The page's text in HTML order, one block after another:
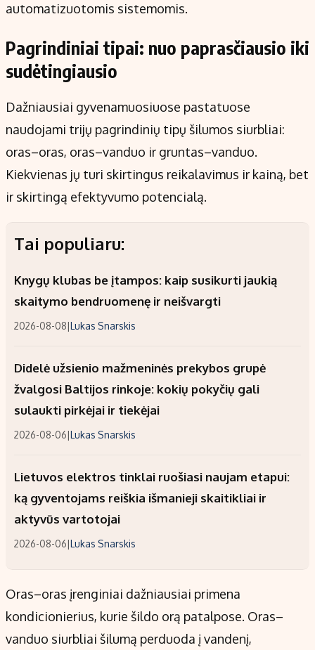
automatizuotomis sistemomis.
Pagrindiniai tipai: nuo paprasčiausio iki
sudėtingiausio
Dažniausiai gyvenamuosiuose pastatuose
naudojami trijų pagrindinių tipų šilumos siurbliai:
oras–oras, oras–vanduo ir gruntas–vanduo.
Kiekvienas jų turi skirtingus reikalavimus ir kainą, bet
ir skirtingą efektyvumo potencialą.
Tai populiaru:
Knygų klubas be įtampos: kaip susikurti jaukią
skaitymo bendruomenę ir neišvargti
2026-08-08|Lukas Snarskis
Didelė užsienio mažmeninės prekybos grupė
žvalgosi Baltijos rinkoje: kokių pokyčių gali
sulaukti pirkėjai ir tiekėjai
2026-08-06|Lukas Snarskis
Lietuvos elektros tinklai ruošiasi naujam etapui:
ką gyventojams reiškia išmanieji skaitikliai ir
aktyvūs vartotojai
2026-08-06|Lukas Snarskis
Oras–oras įrenginiai dažniausiai primena
kondicionierius, kurie šildo orą patalpose. Oras–
vanduo siurbliai šilumą perduoda į vandenį,